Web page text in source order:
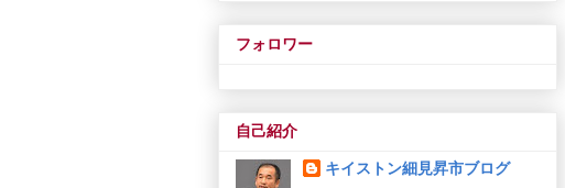
フォロワー
自己紹介
キイストン細見昇市ブログ